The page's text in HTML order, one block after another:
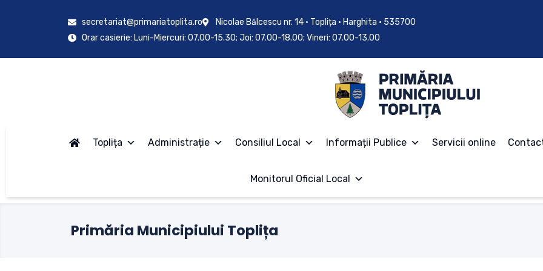
secretariat@primariatoplita.ro
Nicolae Bălcescu nr. 14 • Toplița • Harghita • 535700
Orar casierie: Luni-Miercuri: 07.00-15.30; Joi: 07.00-18.00; Vineri: 07.00-13.00
Toplița Administrație Consiliul Local Informații Publice Servicii online
Monitorul Oficial Local
Primăria Municipiului Toplița